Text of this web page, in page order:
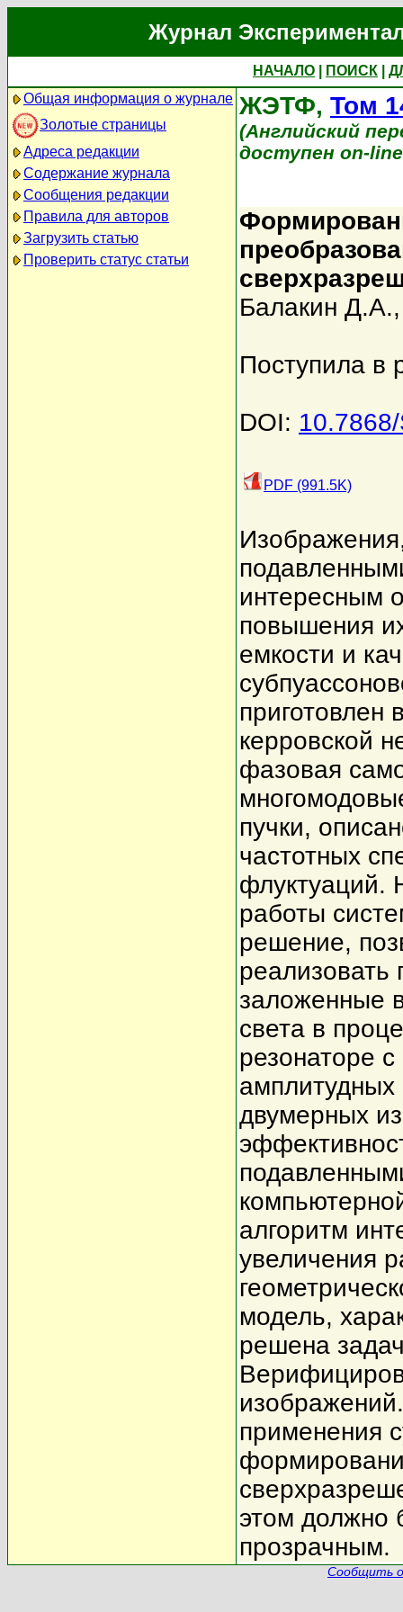
Журнал
НАЧАЛО ПОИСК
Общая информация о журнале
Золотые страницы
Адреса редакции
Содержание журнала
Сообщения редакции
Правила для авторов
Загрузить статью
Проверить статус статьи
ЖЭТФ, Том
(Английский
доступен on-
Балакин Д.А.
Поступила в
DOI:
PDF (991.5K)
интересным
повышения
емкости и
приготовлен
керровской
фазовая
пучки,
частотных
работы
решение,
реализовать
заложенные
света в
резонаторе
двумерных
алгоритм
увеличения
модель,
решена
применения
этом должно
прозрачным.
Сообщить о